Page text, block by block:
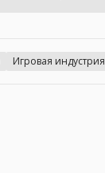
Игровая индустрия